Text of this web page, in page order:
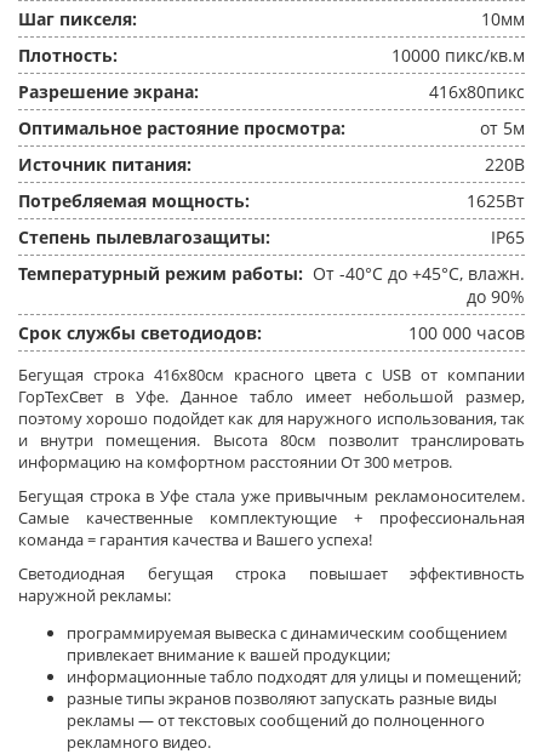
Шаг пикселя:
10мм
Плотность:
10000 пикс/кв.м
Разрешение экрана:
416x80пикс
Оптимальное растояние просмотра:
от 5м
Источник питания:
220В
Потребляемая мощность:
1625Вт
Степень пылевлагозащиты:
IP65
Температурный режим работы: От -40°C до +45°C, влажн.
до 90%
Срок службы светодиодов:
100 000 часов
Бегущая строка 416x80см красного цвета c USB от компании
ГорТехСвет в Уфе. Данное табло имеет небольшой размер,
поэтому хорошо подойдет как для наружного использования, так
и внутри помещения. Высота 80см позволит транслировать
информацию на комфортном расстоянии От 300 метров.
Бегущая строка в Уфе стала уже привычным рекламоносителем.
Самые качественные комплектующие + профессиональная
команда = гарантия качества и Вашего успеха!
Светодиодная бегущая строка повышает эффективность
наружной рекламы:
программируемая вывеска с динамическим сообщением
привлекает внимание к вашей продукции;
информационные табло подходят для улицы и помещений;
разные типы экранов позволяют запускать разные виды
рекламы — от текстовых сообщений до полноценного
рекламного видео.